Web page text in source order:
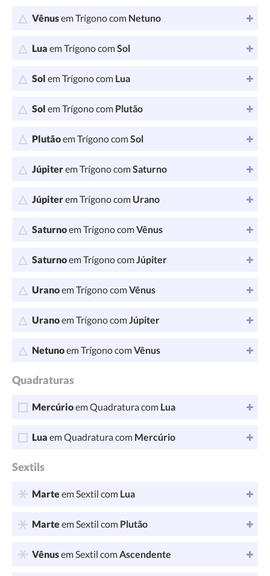
Vênusem Trígono com Netuno
Lua em Trígono comSol
Sol em Trígono com Lua
Sol em Trígono com Plutão
Plutãoem Trígono comSol
Júpiterem Trígono comSaturno
Júpiterem Trígono com Urano
Saturnoem Trígono comVênus
Saturnoem Trígono comJúpiter
Uranoem Trígono comVênus
Uranoem Trígono comJúpiter
Netunoem Trígono comVênus
Quadraturas
Mercúrioem Quadratura com Lua
Lua em Quadratura com Mercúrio
Sextils
Marteem Sextil com Lua
Marteem Sextil com Plutão
Vênusem Sextil comAscendente